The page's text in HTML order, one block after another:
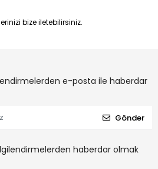
bize iletebilirsiniz.
e-posta ile haberdar
Gönder
haberdar olmak